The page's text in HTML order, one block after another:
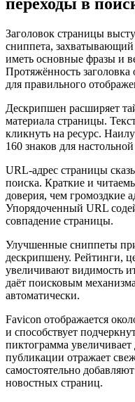
Заголовок страницы
сниппета, захватывающий
иметь основные фразы и
Протяжённость
для правильного
Дескрипшен расширяет
материала страницы.
кликнуть на ресурс.
160 знаков для
URL-адрес страницы
поиска. Краткие и
доверия, чем громоздкие
Упорядоченный URL
совпадение страницы.
Улучшенные сниппеты
дескрипшену. Рейтинги,
увеличивают видимость
даёт поисковым
автоматически.
Favicon отображается
и способствует
пиктограмма
публикации отражает
самостоятельно
новостных страниц.